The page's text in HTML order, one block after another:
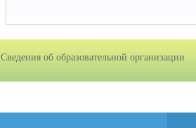
Сведения об образовательной организации